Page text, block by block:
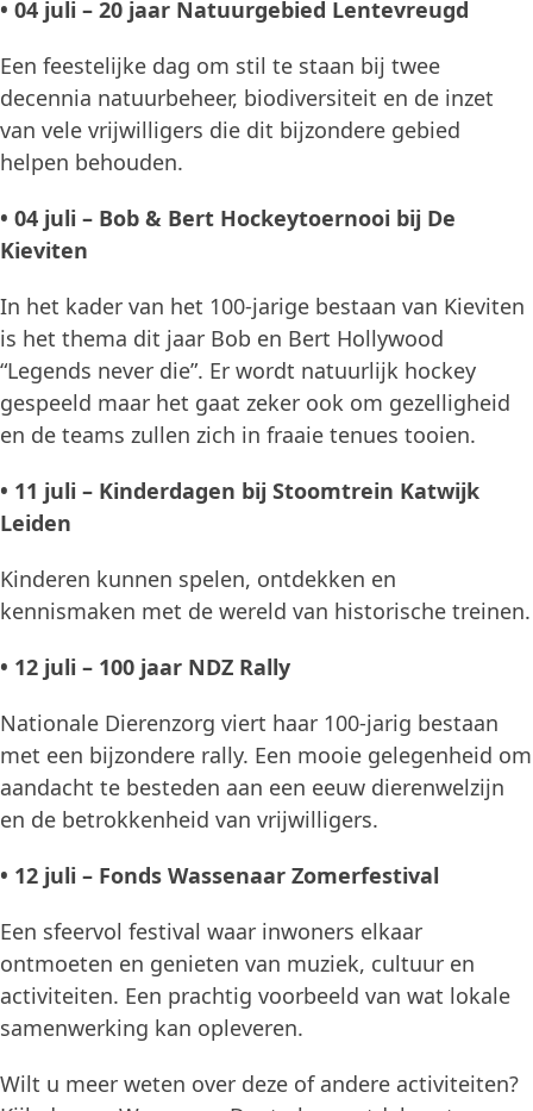
• 04 juli – 20 jaar Natuurgebied Lentevreugd
Een feestelijke dag om stil te staan bij twee
decennia natuurbeheer, biodiversiteit en de inzet
van vele vrijwilligers die dit bijzondere gebied
helpen behouden.
• 04 juli – Bob & Bert Hockeytoernooi bij De
Kieviten
In het kader van het 100-jarige bestaan van Kieviten
is het thema dit jaar Bob en Bert Hollywood
“Legends never die”. Er wordt natuurlijk hockey
gespeeld maar het gaat zeker ook om gezelligheid
en de teams zullen zich in fraaie tenues tooien.
• 11 juli – Kinderdagen bij Stoomtrein Katwijk
Leiden
Kinderen kunnen spelen, ontdekken en
kennismaken met de wereld van historische treinen.
• 12 juli – 100 jaar NDZ Rally
Nationale Dierenzorg viert haar 100-jarig bestaan
met een bijzondere rally. Een mooie gelegenheid om
aandacht te besteden aan een eeuw dierenwelzijn
en de betrokkenheid van vrijwilligers.
• 12 juli – Fonds Wassenaar Zomerfestival
Een sfeervol festival waar inwoners elkaar
ontmoeten en genieten van muziek, cultuur en
activiteiten. Een prachtig voorbeeld van wat lokale
samenwerking kan opleveren.
Wilt u meer weten over deze of andere activiteiten?